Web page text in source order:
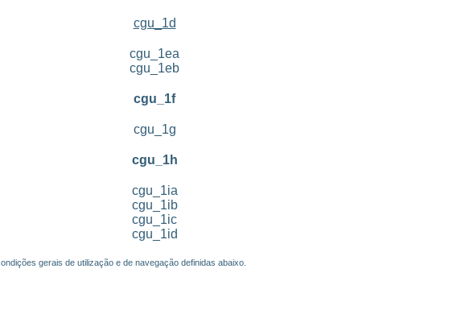
cgu_1d
cgu_1ea
cgu_1eb
cgu_1f
cgu_1g
cgu_1h
cgu_1ia
cgu_1ib
cgu_1ic
cgu_1id
gerais de utilização e de navegação definidas abaixo.